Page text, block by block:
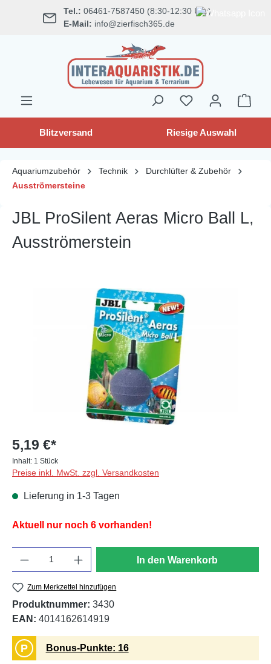
springen Tel.: 06461-7587450 (8:30-12:30 Uhr)
E-Mail: info@zierfisch365.de
Blitzversand Riesige Auswahl
Aquariumzubehör Technik
Durchlüfter & Zubehör
Ausströmersteine
JBL ProSilent Aeras Micro Ball L,
Ausströmerstein
Bildergalerie überspringen
5,19 €*
Inhalt: 1 Stück
Preise inkl. MwSt. zzgl. Versandkosten
Lieferung in 1-3 Tagen
Aktuell nur noch 6 vorhanden!
In den Warenkorb
Zum Merkzettel hinzufügen
Produktnummer: 3430
EAN: 4014162614919
P Bonus-Punkte: 16